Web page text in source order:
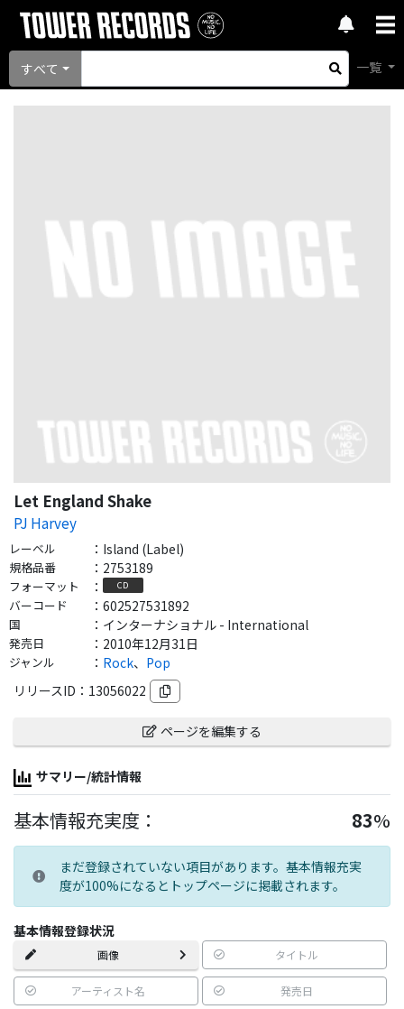
すべて 一覧
Let England Shake
PJ Harvey
レーベル ： Island (Label)
規格品番 ： 2753189
フォーマット ： CD
バーコード ： 602527531892
国 ： インターナショナル - International
発売日 ： 2010年12月31日
ジャンル ： Rock、 Pop
リリースID： 13056022
ページを編集する
サマリー/統計情報
基本情報充実度： 83%
まだ登録されていない項目があります。基本情報充実
度が100%になるとトップページに掲載されます。
基本情報登録状況
画像 タイトル
アーティスト名 発売日